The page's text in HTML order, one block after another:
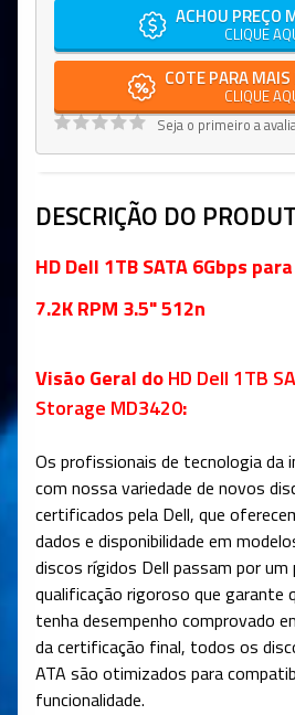
ACHOU PREÇO
CLIQUE
COTE PARA MAIS
CLIQUE
Seja o primeiro a
DESCRIÇÃO DO
HD Dell 1TB SATA 6Gbps
7.2K RPM 3.5" 512n
Visão Geral doHD Dell 1TB
Storage MD3420:
Os profissionais de tecnologia da
com nossa variedade de novos
certificados pela Dell, que
dados e disponibilidade em
discos rígidos Dell passam por um
qualificação rigoroso que garante
tenha desempenho comprovado
da certificação final, todos os
ATA são otimizados para
funcionalidade.